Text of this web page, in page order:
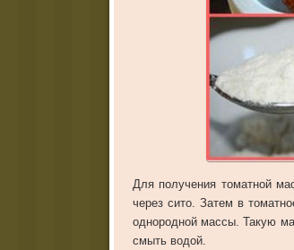
Для получения томатной
через сито. Затем в
однородной массы. Такую
смыть водой.